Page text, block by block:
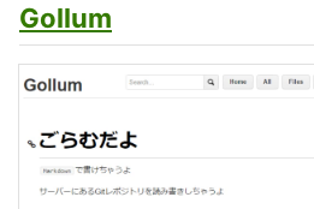
Gollum